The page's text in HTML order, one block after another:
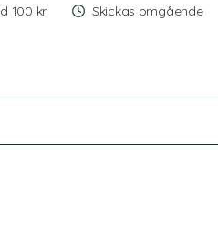
100 kr Skickas omgående